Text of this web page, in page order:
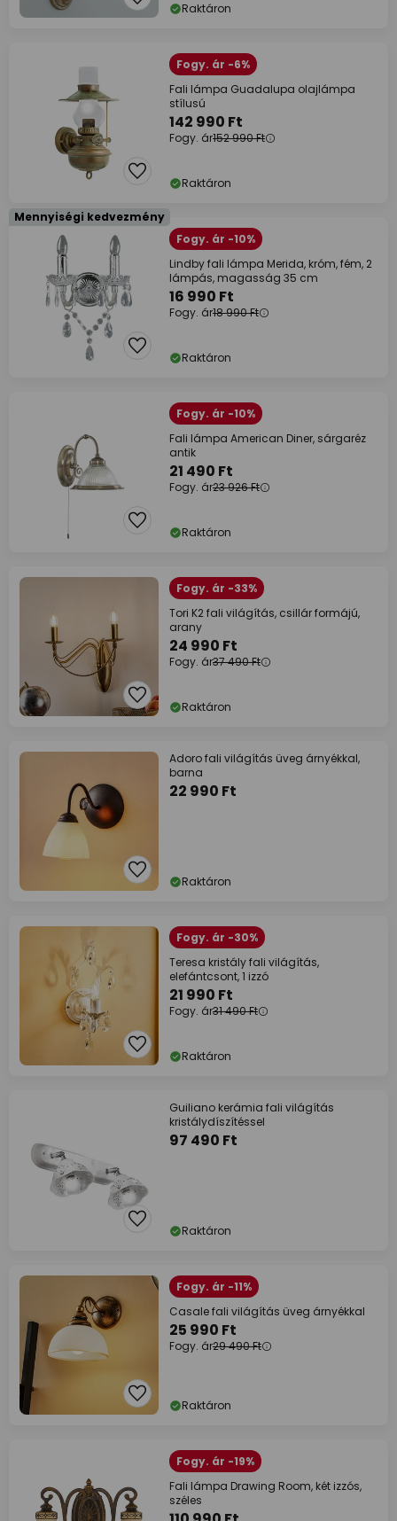
Raktáron
Fogy. ár -6%
Fali lámpa Guadalupa olajlámpa
stílusú
142 990 Ft
Fogy. ár152 990 Ft
Raktáron
Mennyiségi kedvezmény
Fogy. ár -10%
Lindby fali lámpa Merida, króm, fém, 2
lámpás, magasság 35 cm
16 990 Ft
Fogy. ár18 990 Ft
Raktáron
Fogy. ár -10%
Fali lámpa American Diner, sárgaréz
antik
21 490 Ft
Fogy. ár23 926 Ft
Raktáron
Fogy. ár -33%
Tori K2 fali világítás, csillár formájú,
arany
24 990 Ft
Fogy. ár37 490 Ft
Raktáron
Adoro fali világítás üveg árnyékkal,
barna
22 990 Ft
Raktáron
Fogy. ár -30%
Teresa kristály fali világítás,
elefántcsont, 1 izzó
21 990 Ft
Fogy. ár31 490 Ft
Raktáron
Guiliano kerámia fali világítás
kristálydíszítéssel
97 490 Ft
Raktáron
Fogy. ár -11%
Casale fali világítás üveg árnyékkal
25 990 Ft
Fogy. ár29 490 Ft
Raktáron
Fogy. ár -19%
Fali lámpa Drawing Room, két izzós,
széles